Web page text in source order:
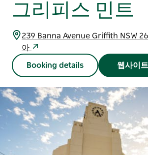
그리피스 민트
239 Banna Avenue Griffith NSW
아
Booking details 웹사이